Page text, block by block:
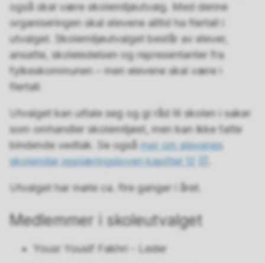
også skal være skolemiljøutvalg. Med denne
organiseringen skal elevene alltid ha flertall i
utvalget. Skolemiljøutvalget består av elever,
ansatte, skoleledelsen og representanter fra
fylkeskommunen – men elevene skal være i
flertall.
Utvalget kan uttale seg og gi råd til skolen i saker
som omhandler skolemiljøet, men kan ikke fatte
bindende vedtak. Se ogsåmer om elevenes
skolemiljø opplæringsloven kapittel 12
Utvalget har møte ca. fire ganger i året.
Medlemmer i skoleutvalget
Yousr Yousif Fakhri - Leder